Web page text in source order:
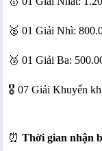
🥈 01 Giải Nhì:
🥉 01 Giải Ba:
🎖 07 Giải Khuyến
⏰ Thời gian nhận